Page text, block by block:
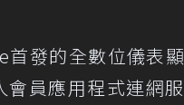
發的全數位儀表
員應用程式連網